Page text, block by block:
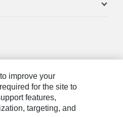
improve your
for the site to
features,
targeting, and